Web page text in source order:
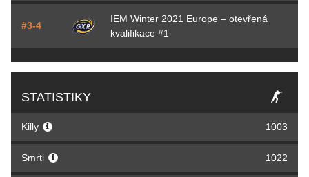
#3-4
IEM Winter 2021 Europe – otevřená
kvalifikace #1
STATISTIKY
Killy 1003
Smrti 1022